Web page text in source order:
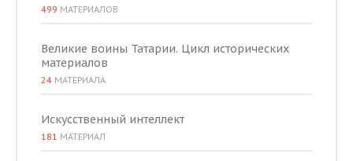
499 МАТЕРИАЛОВ
Великие воины Татарии. Цикл исторических
материалов
24 МАТЕРИАЛА
Искусственный интеллект
181 МАТЕРИАЛ